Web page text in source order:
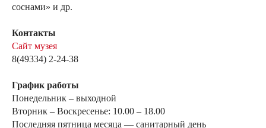
соснами» и др.
Контакты
Сайт музея
8(49334) 2-24-38
График работы
Понедельник – выходной
Вторник – Воскресенье: 10.00 – 18.00
Последняя пятница месяца — санитарный день